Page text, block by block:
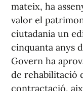
mateix, ha
valor el
ciutadania un
cinquanta anys
Govern ha
de rehabilitació
contractació,